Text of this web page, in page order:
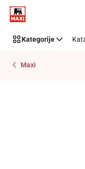
Preskoči link
Kategorije
Maxi